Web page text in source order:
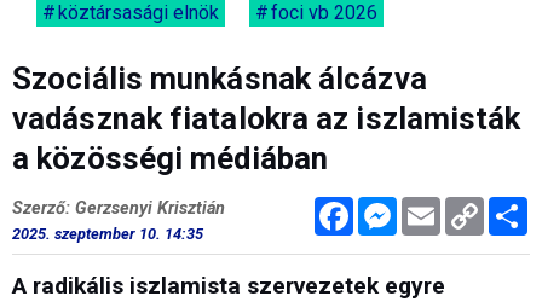
köztársasági elnök foci vb 2026
Szociális munkásnak álcázva
vadásznak fiatalokra az iszlamisták
a közösségi médiában
FacebookMessenger
Email Copy
Link
Szerző: Gerzsenyi Krisztián
2025. szeptember 10. 14:35
A radikális iszlamista szervezetek egyre